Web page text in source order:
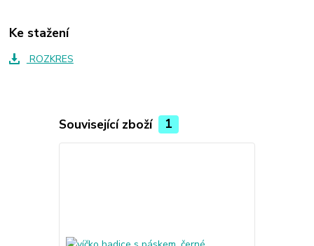
Ke stažení
ROZKRES
Související zboží 1